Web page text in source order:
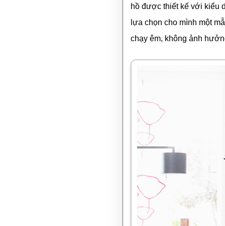
hồ được thiết kế với kiểu
lựa chọn cho mình một
chạy êm, không ảnh